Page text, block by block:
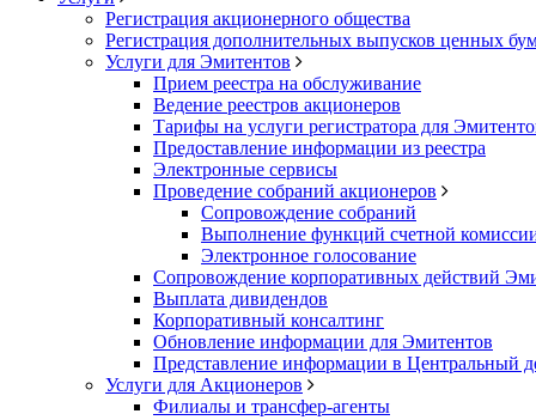
Регистрация акционерного общества
Регистрация дополнительных выпусков ценных
Услуги для Эмитентов
Прием реестра на обслуживание
Ведение реестров акционеров
Тарифы на услуги регистратора для
Предоставление информации из реестра
Электронные сервисы
Проведение собраний акционеров
Сопровождение собраний
Выполнение функций счетной
Электронное голосование
Сопровождение корпоративных действий
Выплата дивидендов
Корпоративный консалтинг
Обновление информации для Эмитентов
Представление информации в Центральный
Услуги для Акционеров
Филиалы и трансфер-агенты